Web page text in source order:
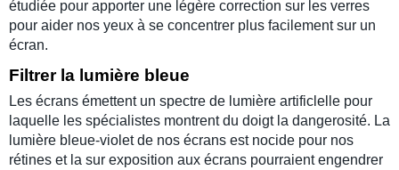
étudiée pour apporter une légère correction sur les verres
pour aider nos yeux à se concentrer plus facilement sur un
écran.
Filtrer la lumière bleue
Les écrans émettent un spectre de lumière artificlelle pour
laquelle les spécialistes montrent du doigt la dangerosité. La
lumière bleue-violet de nos écrans est nocide pour nos
rétines et la sur exposition aux écrans pourraient engendrer